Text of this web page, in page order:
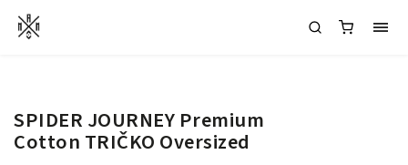
SPIDER JOURNEY Premium
Cotton TRIČKO Oversized